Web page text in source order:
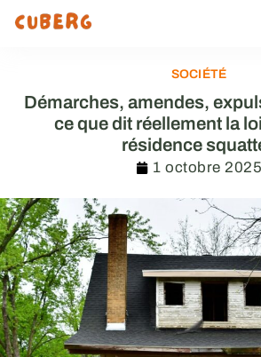
SOCIÉTÉ
Démarches, amendes,
ce que dit réellement la
résidence
1 octobre 2025